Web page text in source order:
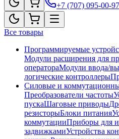
+7 (707) 095-00-97
Все товары
Программируемые
Модули расширения для
оператораМодули ввода/
логические контроллеры
Силовые и
Преобразователи частоты
пускаШаговые приводы
резисторыБлоки питания
коммутацииПриборы для
задвижкамиУстройства